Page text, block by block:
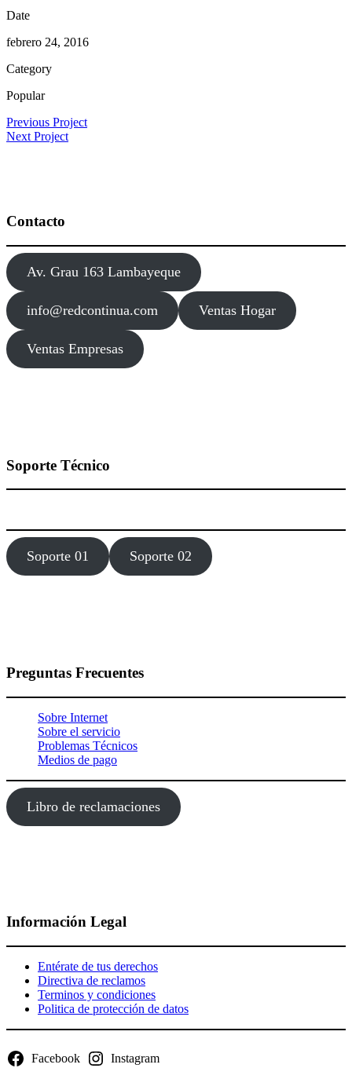
Date
febrero 24, 2016
Category
Popular
Previous Project
Next Project
Contacto
Av. Grau 163 Lambayeque
info@redcontinua.com Ventas Hogar
Ventas Empresas
Soporte Técnico
Soporte 01 Soporte 02
Preguntas Frecuentes
Sobre Internet
Sobre el servicio
Problemas Técnicos
Medios de pago
Libro de reclamaciones
Información Legal
Entérate de tus derechos
Directiva de reclamos
Terminos y condiciones
Politica de protección de datos
Facebook Instagram